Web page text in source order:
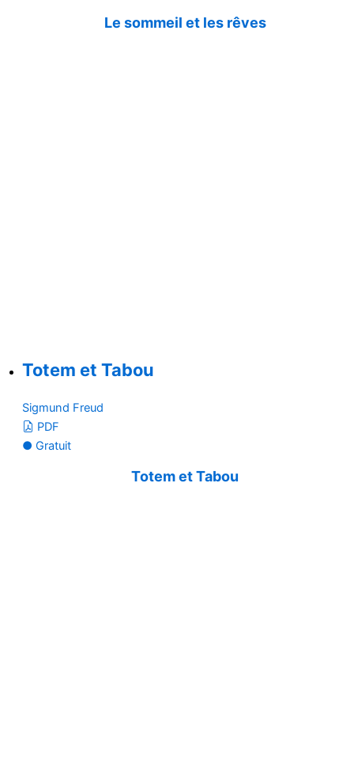
Le sommeil et les rêves
Totem et Tabou
Sigmund Freud
PDF
● Gratuit
Totem et Tabou